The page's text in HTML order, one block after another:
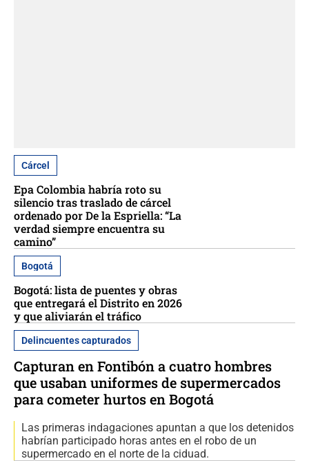
Cárcel
Epa Colombia habría roto su
silencio tras traslado de cárcel
ordenado por De la Espriella: “La
verdad siempre encuentra su
camino”
Bogotá
Bogotá: lista de puentes y obras
que entregará el Distrito en 2026
y que aliviarán el tráfico
Delincuentes capturados
Capturan en Fontibón a cuatro hombres
que usaban uniformes de supermercados
para cometer hurtos en Bogotá
Las primeras indagaciones apuntan a que los detenidos
habrían participado horas antes en el robo de un
supermercado en el norte de la ciduad.